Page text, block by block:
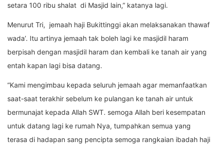
setara 100 ribu shalat di Masjid lain,” katanya lagi.
Menurut Tri, jemaah haji Bukittinggi akan melaksanakan thawaf
wada’. Itu artinya jemaah tak boleh lagi ke masjidil haram
berpisah dengan masjidil haram dan kembali ke tanah air yang
entah kapan lagi bisa datang.
“Kami mengimbau kepada seluruh jemaah agar memanfaatkan
saat-saat terakhir sebelum ke pulangan ke tanah air untuk
bermunajat kepada Allah SWT. semoga Allah beri kesempatan
untuk datang lagi ke rumah Nya, tumpahkan semua yang
terasa di hadapan sang pencipta semoga rangkaian ibadah haji